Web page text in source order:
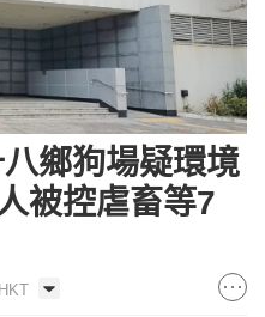
鄉狗場疑環境
被控虐畜等7